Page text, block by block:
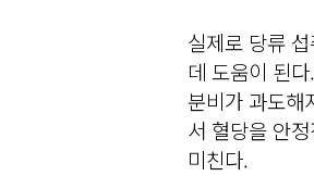
실제로 당류
데 도움이 된
분비가 과도해
서 혈당을 안
미친다.